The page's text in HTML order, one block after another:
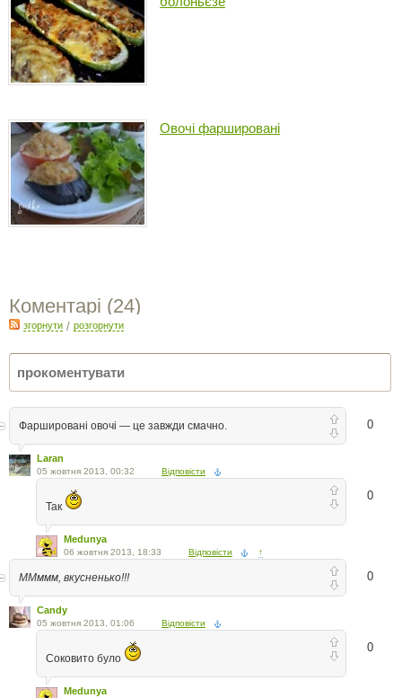
Овочі фаршировані
Коментарі (24)
згорнути / розгорнути
0
Фаршировані овочі — це завжди смачно.
Laran
05 жовтня 2013, 00:32 Відповісти
0
Так
Medunya
06 жовтня 2013, 18:33 Відповісти ↑
0
ММммм, вкусненько!!!
Candy
05 жовтня 2013, 01:06 Відповісти
0
Соковито було
Medunya